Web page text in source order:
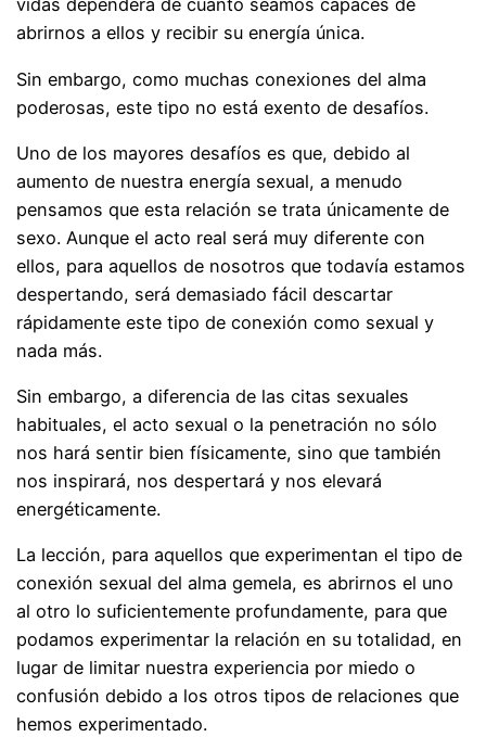
vidas dependerá de cuánto seamos capaces de
abrirnos a ellos y recibir su energía única.
Sin embargo, como muchas conexiones del alma
poderosas, este tipo no está exento de desafíos.
Uno de los mayores desafíos es que, debido al
aumento de nuestra energía sexual, a menudo
pensamos que esta relación se trata únicamente de
sexo. Aunque el acto real será muy diferente con
ellos, para aquellos de nosotros que todavía estamos
despertando, será demasiado fácil descartar
rápidamente este tipo de conexión como sexual y
nada más.
Sin embargo, a diferencia de las citas sexuales
habituales, el acto sexual o la penetración no sólo
nos hará sentir bien físicamente, sino que también
nos inspirará, nos despertará y nos elevará
energéticamente.
La lección, para aquellos que experimentan el tipo de
conexión sexual del alma gemela, es abrirnos el uno
al otro lo suficientemente profundamente, para que
podamos experimentar la relación en su totalidad, en
lugar de limitar nuestra experiencia por miedo o
confusión debido a los otros tipos de relaciones que
hemos experimentado.